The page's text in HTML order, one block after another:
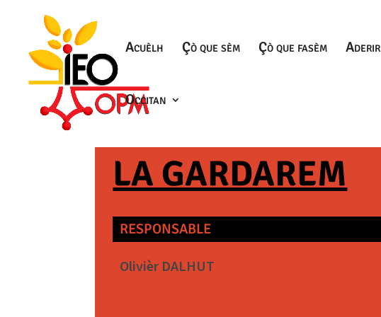
Acuèlh Çò que sèm Çò que fasèm Aderir
Occitan
LA GARDAREM
RESPONSABLE
Olivièr DALHUT